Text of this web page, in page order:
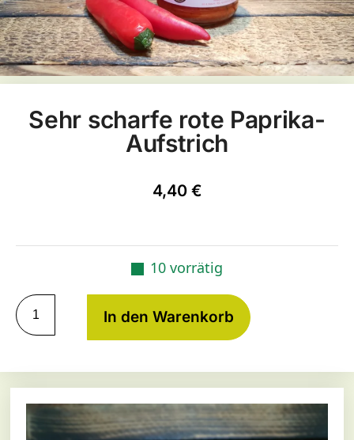
Sehr scharfe rote Paprika-
Aufstrich
4,40 €
10 vorrätig
In den Warenkorb